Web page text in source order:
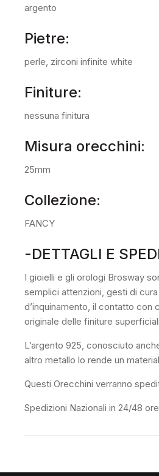
argento
Pietre:
perle, zirconi infinite white
Finiture:
nessuna finitura
Misura orecchini:
25mm
Collezione:
FANCY
-DETTAGLI E
I gioielli e gli orologi Brosway
semplici attenzioni, gesti di
d’inquinamento, il contatto con
originale delle finiture
L’argento 925, conosciuto
altro metallo lo rende un
Questi Orecchini verranno
Spedizioni Nazionali in 24/48 ore